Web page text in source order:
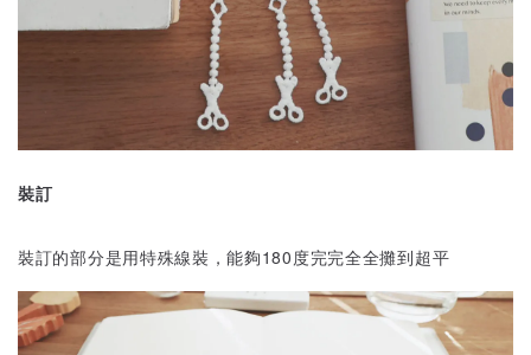
裝訂
裝訂的部分是用特殊線裝，能夠180度完完全全攤到超平